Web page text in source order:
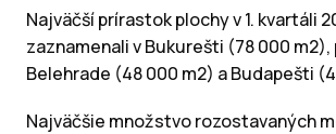
Najväčší prírastok plochy v 1. kvartáli
zaznamenali v Bukurešti (78 000
Belehrade (48 000 m2) a Budapešti
Najväčšie množstvo rozostavaných